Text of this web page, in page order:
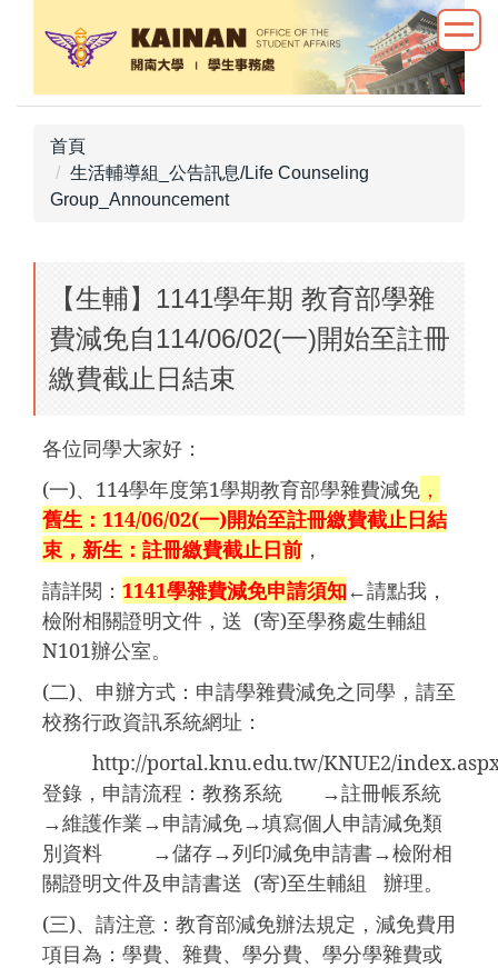
首頁
生活輔導組_公告訊息/Life Counseling
Group_Announcement
【生輔】1141學年期 教育部學雜
費減免自114/06/02(一)開始至註冊
繳費截止日結束
各位同學大家好：
(一)、114學年度第1學期教育部學雜費減免 ，
舊生：114/06/02(一)開始至註冊繳費截止日結
束，新生：註冊繳費截止日前 ，
請詳閱： 1141學雜費減免申請須知←請點我 ，
檢附相關證明文件，送 (寄)至學務處生輔組
N101辦公室。
(二)、申辦方式：申請學雜費減免之同學，請至
校務行政資訊系統網址：
http://portal.knu.edu.tw/KNUE2/
登錄，申請流程：教務系統 →註冊帳系統
→維護作業→申請減免→填寫個人申請減免類
別資料 →儲存→列印減免申請書→檢附相
關證明文件及申請書送 (寄)至生輔組 辦理。
(三)、請注意：教育部減免辦法規定，減免費用
項目為：學費、雜費、學分費、學分學雜費或